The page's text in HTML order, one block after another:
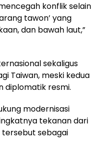
konflik selain
tawon’ yang
dan bawah laut,”
sekaligus
Taiwan, meski kedua
diplomatik resmi.
modernisasi
tekanan dari
tersebut sebagai